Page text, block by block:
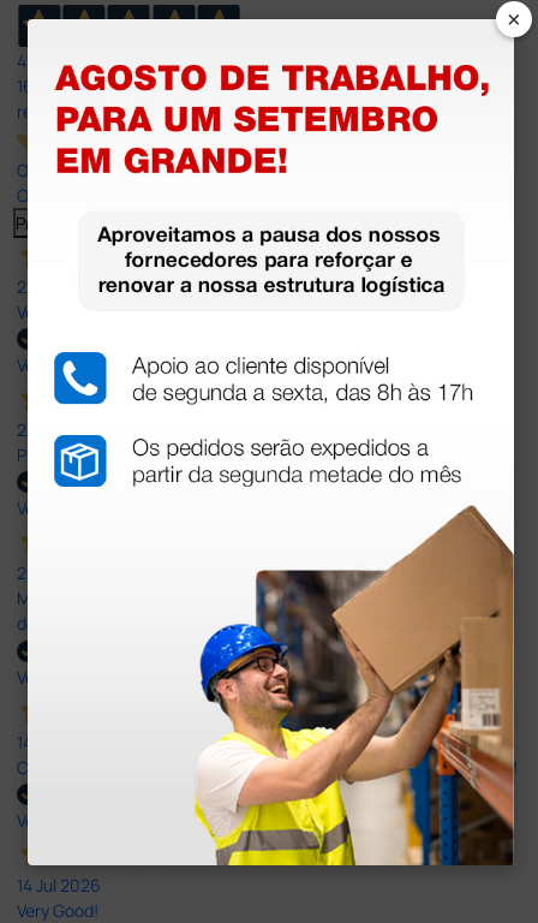
4,8
165
reviews
Our 4 and 5 star reviews.
Click here to read them all >
Previous
Next
27 Jul 2026
Very good
Verified buyer
27 Jul 2026
Prefeito
Verified buyer
20 Jul 2026
Minha experiência foi super positiva. Bom atendimento e recebi
dentro do prazo. Obrigada.
Verified buyer
14 Jul 2026
Correct and timely delivery. Large offer of products. Good service!
Verified buyer
14 Jul 2026
Very Good!
×